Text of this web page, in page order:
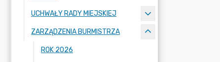
UCHWAŁY RADY MIEJSKIEJ
ZARZĄDZENIA BURMISTRZA
ROK 2026